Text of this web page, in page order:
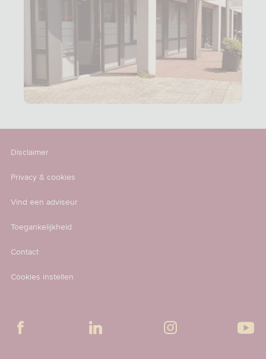
Disclaimer
Privacy & cookies
Vind een adviseur
Toegankelijkheid
Contact
Cookies instellen